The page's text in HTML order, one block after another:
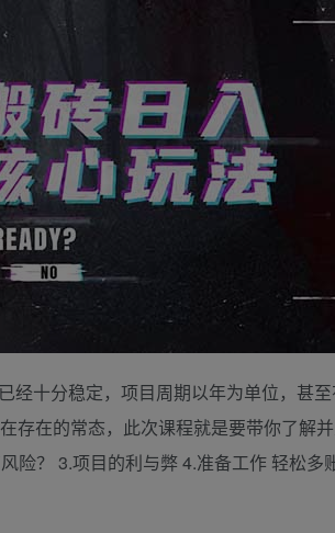
经十分稳定，项目周期以年为单位，甚
存在的常态，此次课程就是要带你了解
险？ 3.项目的利与弊 4.准备工作 轻松多